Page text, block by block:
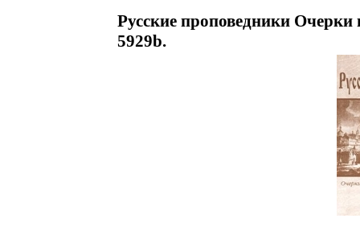
Русские проповедники Очерки
5929b.